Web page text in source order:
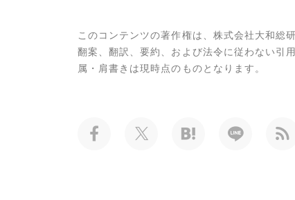
このコンテンツの著作権は、株式会社大和総
翻案、翻訳、要約、および法令に従わない引
属・肩書きは現時点のものとなります。